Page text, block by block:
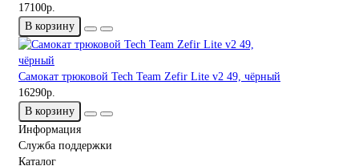
17100р.
В корзину
Самокат трюковой Tech Team Zefir Lite v2 49, чёрный
16290р.
В корзину
Информация
Служба поддержки
Каталог